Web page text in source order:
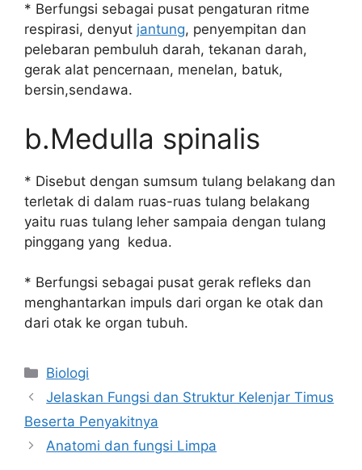
* Berfungsi sebagai pusat pengaturan ritme
respirasi, denyut jantung, penyempitan dan
pelebaran pembuluh darah, tekanan darah,
gerak alat pencernaan, menelan, batuk,
bersin,sendawa.
b.Medulla spinalis
* Disebut dengan sumsum tulang belakang dan
terletak di dalam ruas-ruas tulang belakang
yaitu ruas tulang leher sampaia dengan tulang
pinggang yang kedua.
* Berfungsi sebagai pusat gerak refleks dan
menghantarkan impuls dari organ ke otak dan
dari otak ke organ tubuh.
Kategori
Biologi
Jelaskan Fungsi dan Struktur Kelenjar Timus
Beserta Penyakitnya
Anatomi dan fungsi Limpa